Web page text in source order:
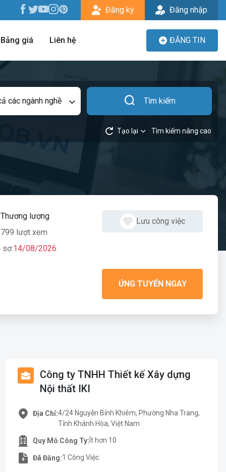
Đăng ký Đăng nhập
Bảng giá Liên hệ ĐĂNG TIN
các ngành nghề Tìm kiếm
Tạo lại Tìm kiếm nâng cao
Thương lượng
lượt xem
sơ:14/08/2026
Lưu công việc
ỨNG TUYỂN NGAY
Công ty TNHH Thiết kế Xây dựng
Nội thất IKI
Địa Chỉ:4/24 Nguyễn Bỉnh Khiêm, Phường Nha Trang,
Tỉnh Khánh Hòa, Việt Nam
Quy Mô Công Ty: Ít hơn 10
Đã Đăng:1 Công Việc.